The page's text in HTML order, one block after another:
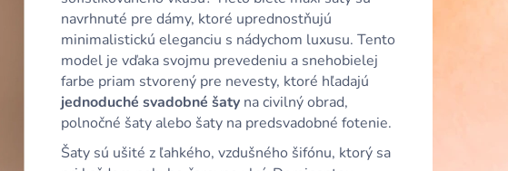
navrhnuté pre dámy, ktoré uprednostňujú
minimalistickú eleganciu s nádychom luxusu. Tento
model je vďaka svojmu prevedeniu a snehobielej
farbe priam stvorený pre nevesty, ktoré hľadajú
jednoduché svadobné šaty na civilný obrad,
polnočné šaty alebo šaty na predsvadobné fotenie.
Šaty sú ušité z ľahkého, vzdušného šifónu, ktorý sa
Nasledujúce
KRÁTKE MODRÉ SATÉNOVÉ ŠATY S
ODHALENÝM CHRBTOM A
ŠNUROVANÍM